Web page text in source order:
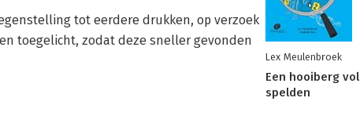
tot eerdere drukken, op verzoek
toegelicht, zodat deze sneller gevonden
Lex Meulenbroek
Een hooiberg vol
spelden